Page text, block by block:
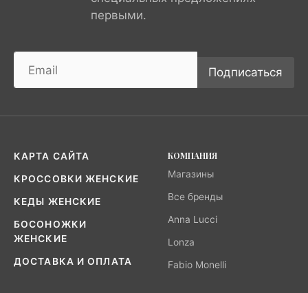
первыми.
Подписаться
КАРТА САЙТА
КРОССОВКИ ЖЕНСКИЕ
КЕДЫ ЖЕНСКИЕ
БОСОНОЖКИ
ЖЕНСКИЕ
ДОСТАВКА И ОПЛАТА
КОМПАНИЯ
Магазины
Все бренды
Anna Lucci
Lonza
Fabio Monelli